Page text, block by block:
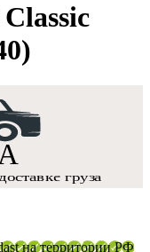
на территории РФ